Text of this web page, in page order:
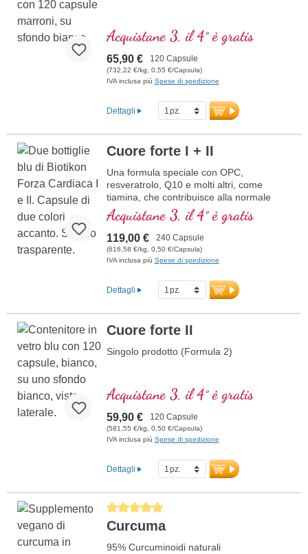
Acquistane 3, il 4° è gratis
65,90 € 120 Capsule
(732,22 €/kg, 0,55 €/Capsula)
IVA inclusa più Spese di spedizione
Dettagli
Cuore forte I + II
Una formula speciale con OPC,
resveratrolo, Q10 e molti altri, come
tiamina, che contribuisce alla normale
funzione cardiaca. (Formula 1 e Formula
2)
Acquistane 3, il 4° è gratis
119,00 € 240 Capsule
(616,58 €/kg, 0,50 €/Capsula)
IVA inclusa più Spese di spedizione
Dettagli
Cuore forte II
Singolo prodotto (Formula 2)
Acquistane 3, il 4° è gratis
59,90 € 120 Capsule
(581,55 €/kg, 0,50 €/Capsula)
IVA inclusa più Spese di spedizione
Dettagli
Average rating of 5 out of 5 stars
Curcuma
95% Curcuminoidi naturali